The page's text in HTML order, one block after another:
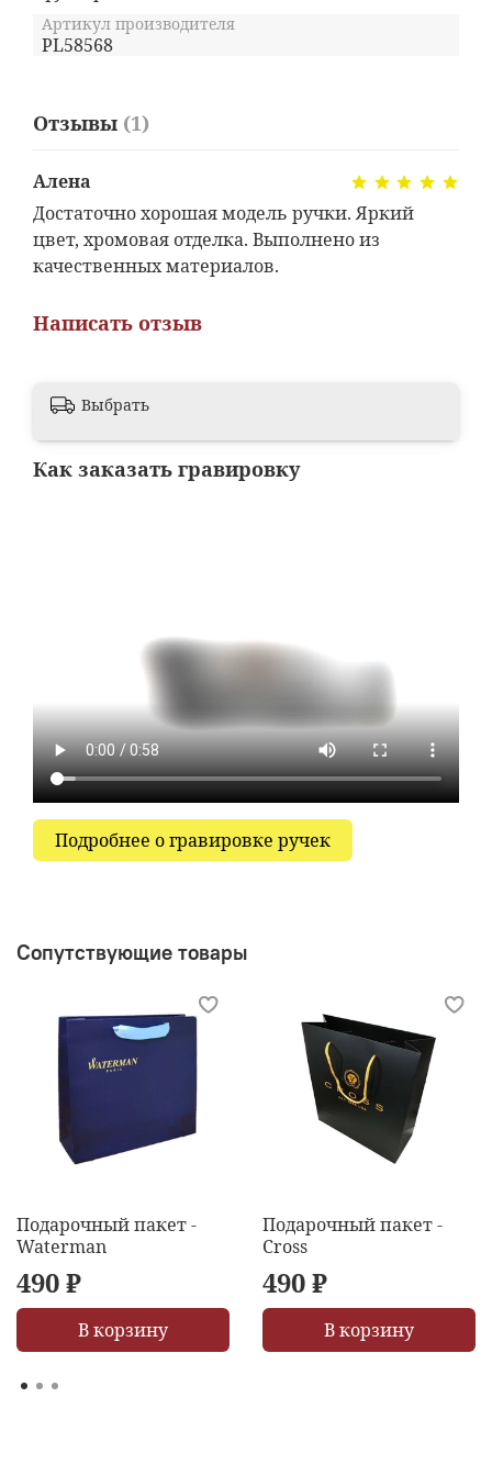
Артикул производителя
PL58568
Отзывы (1)
Алена
Достаточно хорошая модель ручки. Яркий
цвет, хромовая отделка. Выполнено из
качественных материалов.
Написать отзыв
Выбрать
Как заказать гравировку
Подробнее о гравировке ручек
Сопутствующие товары
Подарочный пакет -
Waterman
490 ₽
В корзину
Подарочный пакет -
Cross
490 ₽
В корзину